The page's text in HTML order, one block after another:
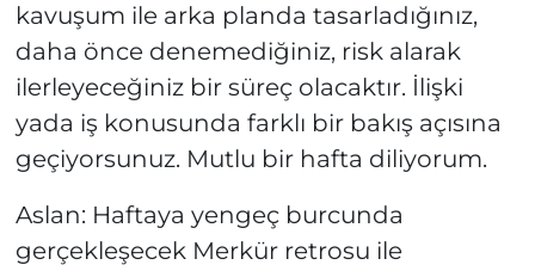
kavuşum ile arka planda tasarladığınız,
daha önce denemediğiniz, risk alarak
ilerleyeceğiniz bir süreç olacaktır. İlişki
yada iş konusunda farklı bir bakış açısına
geçiyorsunuz. Mutlu bir hafta diliyorum.
Aslan: Haftaya yengeç burcunda
gerçekleşecek Merkür retrosu ile